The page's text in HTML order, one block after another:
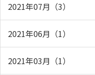
2021年07月（3）
2021年06月（1）
2021年03月（1）